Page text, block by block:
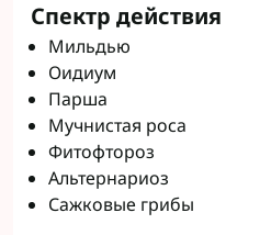
Спектр действия
Мильдью
Оидиум
Парша
Мучнистая роса
Фитофтороз
Альтернариоз
Сажковые грибы